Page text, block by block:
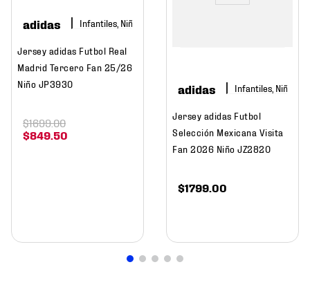
adidas Infantiles, Niño
Jersey adidas Futbol Real
Madrid Tercero Fan 25/26
Niño JP3930
$849.50
$1699.00
adidas Infantiles, Niño
Jersey adidas Futbol
Selección Mexicana Visita
Fan 2026 Niño JZ2820
$1799.00